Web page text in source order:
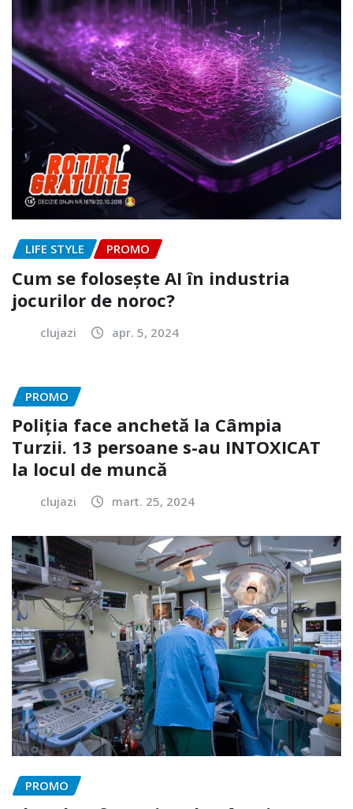
LIFE STYLE PROMO
Cum se folosește AI în industria
jocurilor de noroc?
clujazi apr. 5, 2024
PROMO
Poliția face anchetă la Câmpia
Turzii. 13 persoane s-au INTOXICAT
la locul de muncă
clujazi mart. 25, 2024
PROMO